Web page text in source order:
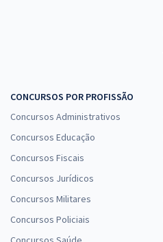
CONCURSOS POR PROFISSÃO
Concursos Administrativos
Concursos Educação
Concursos Fiscais
Concursos Jurídicos
Concursos Militares
Concursos Policiais